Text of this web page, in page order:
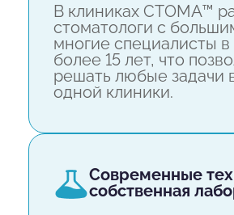
В клиниках СТОМА™
стоматологи с
многие специалисты
более 15 лет, что
решать любые задачи
одной клиники.
современные технологии и
собственная